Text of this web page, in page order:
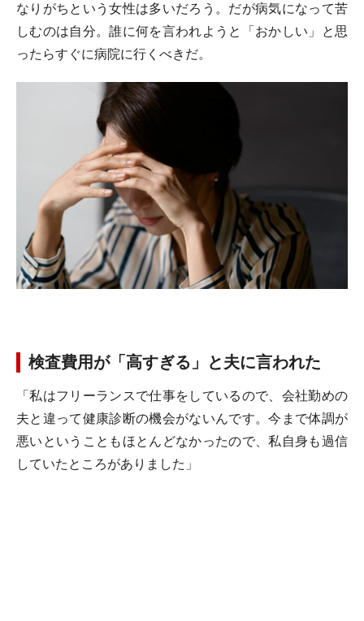
なりがちという女性は多いだろう。だが病気になって苦
しむのは自分。誰に何を言われようと「おかしい」と思
ったらすぐに病院に行くべきだ。
検査費用が「高すぎる」と夫に言われた
「私はフリーランスで仕事をしているので、会社勤めの
夫と違って健康診断の機会がないんです。今まで体調が
悪いということもほとんどなかったので、私自身も過信
していたところがありました」